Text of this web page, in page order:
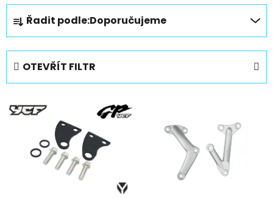
Ř
a
z
e
n
í
p
r
Řadit podle:Doporučujeme
OTEVŘÍT FILTR
V
ý